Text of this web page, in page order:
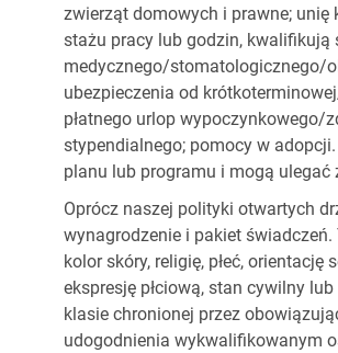
zwierząt domowych i prawne; unię
stażu pracy lub godzin, kwalifikują
medycznego/stomatologicznego/
ubezpieczenia od
płatnego urlop wypoczynkowego/
stypendialnego; pomocy w
planu lub programu i mogą
Oprócz naszej polityki otwartych
wynagrodzenie i pakiet
kolor skóry, religię, płeć,
ekspresję płciową, stan cywilny
klasie chronionej przez
udogodnienia wykwalifikowanym